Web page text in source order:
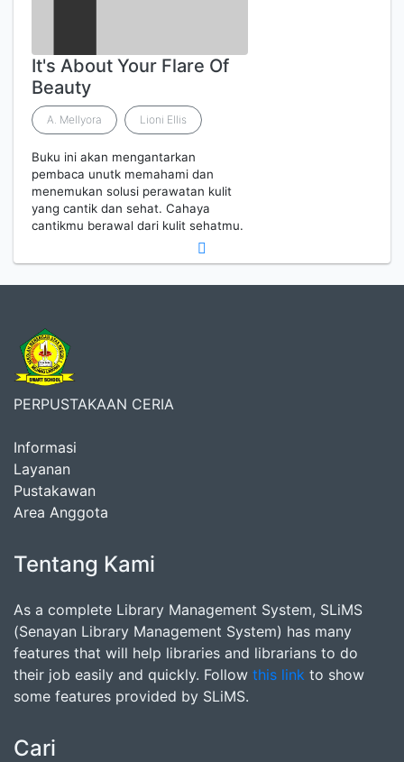
It's About Your Flare Of
Beauty
A. Mellyora Lioni Ellis
Buku ini akan mengantarkan
pembaca unutk memahami dan
menemukan solusi perawatan kulit
yang cantik dan sehat. Cahaya
cantikmu berawal dari kulit sehatmu.
PERPUSTAKAAN CERIA
Informasi
Layanan
Pustakawan
Area Anggota
Tentang Kami
As a complete Library Management System, SLiMS
(Senayan Library Management System) has many
features that will help libraries and librarians to do
their job easily and quickly. Follow this link to show
some features provided by SLiMS.
Cari